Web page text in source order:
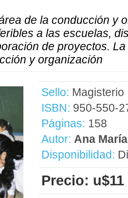
de la conducción y
a las escuelas,
de proyectos.
y organización
Sello: Magisterio
ISBN: 950-550-
Páginas: 158
Autor: Ana
Disponibilidad:
Precio: u$11